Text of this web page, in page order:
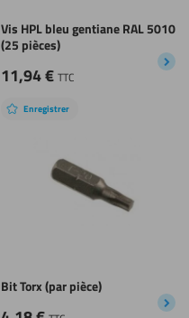
Vis HPL bleu gentiane RAL 5010
(25 pièces)
11,94€ TTC
Enregistrer
Bit Torx (par pièce)